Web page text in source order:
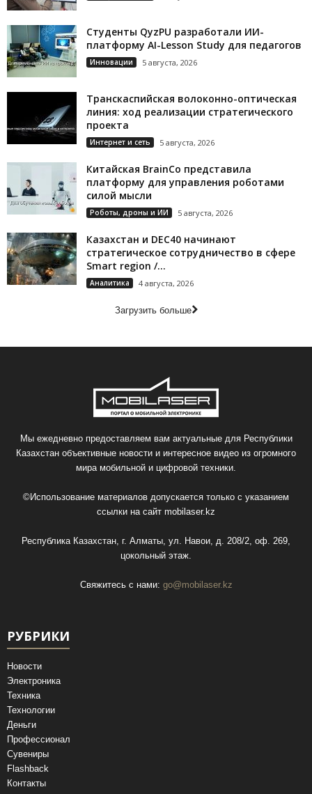
Студенты QyzPU разработали ИИ-
платформу AI-Lesson Study для педагогов
Инновации 5 августа, 2026
Транскаспийская волоконно-оптическая
линия: ход реализации стратегического
проекта
Интернет и сеть 5 августа, 2026
Китайская BrainCo представила
платформу для управления роботами
силой мысли
Роботы, дроны и ИИ 5 августа, 2026
Казахстан и DEC40 начинают
стратегическое сотрудничество в сфере
Smart region /...
Аналитика 4 августа, 2026
Загрузить больше
Мы ежедневно предоставляем вам актуальные для Республики
Казахстан объективные новости и интересное видео из огромного
мира мобильной и цифровой техники.
©Использование материалов допускается только с указанием
ссылки на сайт mobilaser.kz
Республика Казахстан, г. Алматы, ул. Навои, д. 208/2, оф. 269,
цокольный этаж.
Свяжитесь с нами: go@mobilaser.kz
РУБРИКИ
Новости
Электроника
Техника
Технологии
Деньги
Профессионал
Сувениры
Flashback
Контакты